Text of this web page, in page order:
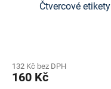
Čtvercové
132 Kč bez DPH
160 Kč